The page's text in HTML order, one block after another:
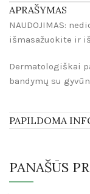
APRAŠYMAS
NAUDOJIMAS:
išmasažuokite ir
Dermatologiškai
bandymų su
PAPILDOMA
PANAŠŪS